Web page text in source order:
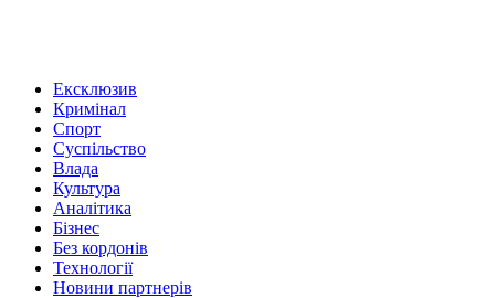
Ексклюзив
Кримінал
Спорт
Суспільство
Влада
Культура
Аналітика
Бізнес
Без кордонів
Технології
Новини партнерів